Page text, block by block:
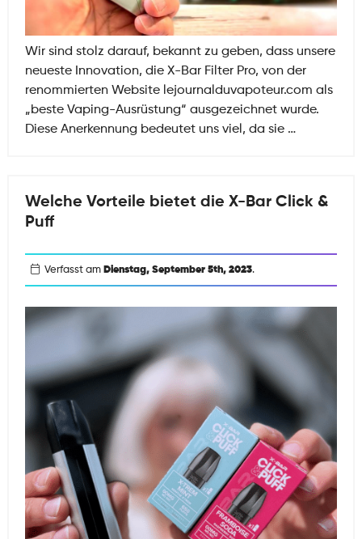
Wir sind stolz darauf, bekannt zu geben, dass unsere
neueste Innovation, die X-Bar Filter Pro, von der
renommierten Website lejournalduvapoteur.com als
„beste Vaping-Ausrüstung“ ausgezeichnet wurde.
Diese Anerkennung bedeutet uns viel, da sie …Die
Pro
Vaping-
gekrönt
Welche Vorteile bietet die X-Bar Click &
Puff
Verfasst am Dienstag, September 5th, 2023.